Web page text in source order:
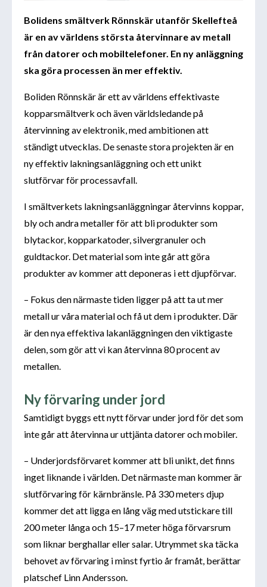
Bolidens smältverk Rönnskär utanför Skellefteå
är en av världens största återvinnare av metall
från datorer och mobiltelefoner. En ny anläggning
ska göra processen än mer effektiv.
Boliden Rönnskär är ett av världens effektivaste
kopparsmältverk och även världsledande på
återvinning av elektronik, med ambitionen att
ständigt utvecklas. De senaste stora projekten är en
ny effektiv lakningsanläggning och ett unikt
slutförvar för processavfall.
I smältverkets lakningsanläggningar återvinns koppar,
bly och andra metaller för att bli produkter som
blytackor, kopparkatoder, silvergranuler och
guldtackor. Det material som inte går att göra
produkter av kommer att deponeras i ett djupförvar.
– Fokus den närmaste tiden ligger på att ta ut mer
metall ur våra material och få ut dem i produkter. Där
är den nya effektiva lakanläggningen den viktigaste
delen, som gör att vi kan återvinna 80 procent av
metallen.
Ny förvaring under jord
Samtidigt byggs ett nytt förvar under jord för det som
inte går att återvinna ur uttjänta datorer och mobiler.
– Underjordsförvaret kommer att bli unikt, det finns
inget liknande i världen. Det närmaste man kommer är
slutförvaring för kärnbränsle. På 330 meters djup
kommer det att ligga en lång väg med utstickare till
200 meter långa och 15–17 meter höga förvarsrum
som liknar berghallar eller salar. Utrymmet ska täcka
behovet av förvaring i minst fyrtio år framåt, berättar
platschef Linn Andersson.